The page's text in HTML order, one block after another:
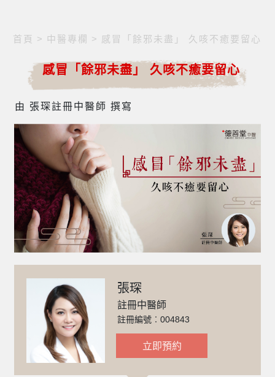
首頁 > 中醫專欄 > 感冒「餘邪未盡」 久咳不癒要留心
感冒「餘邪未盡」 久咳不癒要留心
由 張琛註冊中醫師 撰寫
張琛
註冊中醫師
註冊編號︰004843
立即預約